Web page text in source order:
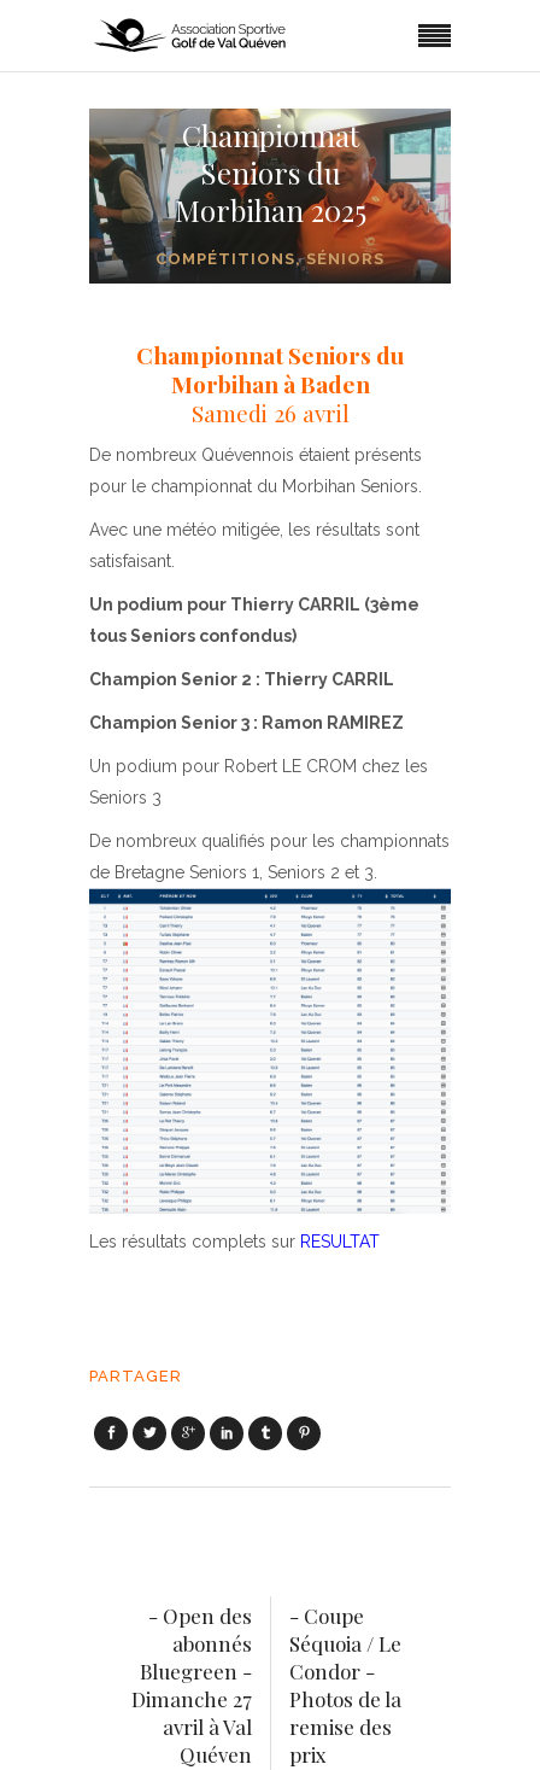
Championnat
Seniors du
Morbihan 2025
COMPÉTITIONS,SÉNIORS
Championnat Seniors du
Morbihan à Baden
Samedi 26 avril
De nombreux Quévennois étaient présents
pour le championnat du Morbihan Seniors.
Avec une météo mitigée, les résultats sont
satisfaisant.
Un podium pour Thierry CARRIL (3ème
tous Seniors confondus)
Champion Senior 2 : Thierry CARRIL
Champion Senior 3 : Ramon RAMIREZ
Un podium pour Robert LE CROM chez les
Seniors 3
De nombreux qualifiés pour les championnats
de Bretagne Seniors 1, Seniors 2 et 3.
Les résultats complets sur RESULTAT
PARTAGER
- Open des
abonnés
Bluegreen -
Dimanche 27
avril à Val
Quéven
- Coupe
Séquoia / Le
Condor -
Photos de la
remise des
prix